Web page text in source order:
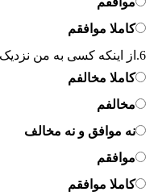
کاملا موافقم
6. از اینکه کسی به من
کاملا مخالفم
مخالفم
نه موافق و نه مخالف
موافقم
کاملا موافقم